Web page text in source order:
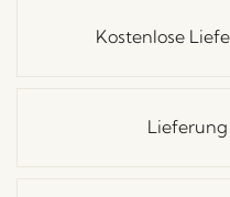
Kostenlose